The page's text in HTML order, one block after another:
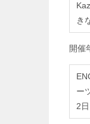
き
開催
ー
2日